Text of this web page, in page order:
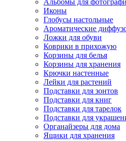
Альбомы для
Иконы
Глобусы настольные
Ароматические
Ложки для обуви
Коврики в прихожую
Корзины для белья
Корзины для хранения
Крючки настенные
Лейки для растений
Подставки для зонтов
Подставки для книг
Подставки для тарелок
Подставки для
Органайзеры для дома
Ящики для хранения